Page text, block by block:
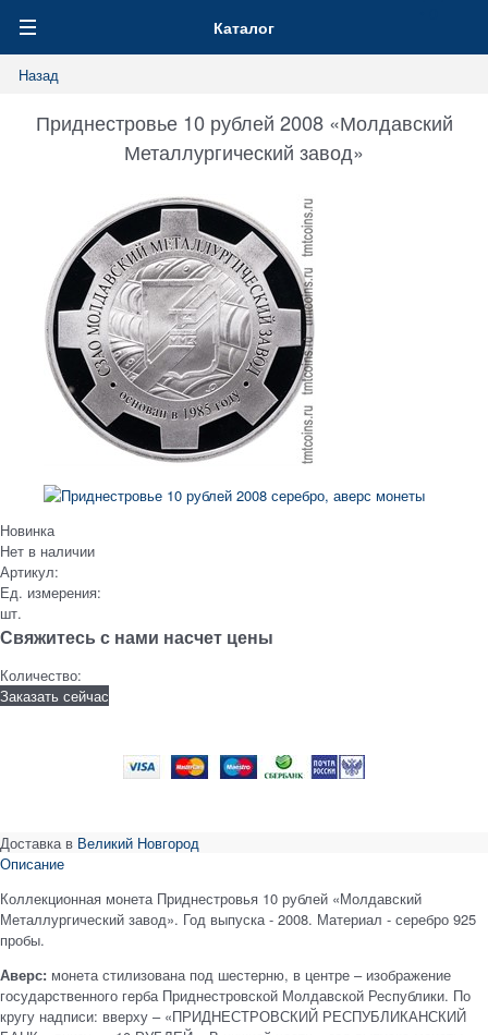
Каталог
Назад
Приднестровье 10 рублей 2008 «Молдавский
Металлургический завод»
Новинка
Нет в наличии
Артикул:
Ед. измерения:
шт.
Свяжитесь с нами насчет цены
Количество:
Заказать сейчас
Доставка в Великий Новгород
Описание
Коллекционная монета Приднестровья 10 рублей «Молдавский
Металлургический завод». Год выпуска - 2008. Материал - серебро 925
пробы.
Аверс: монета стилизована под шестерню, в центре – изображение
государственного герба Приднестровской Молдавской Республики. По
кругу надписи: вверху – «ПРИДНЕСТРОВСКИЙ РЕСПУБЛИКАНСКИЙ